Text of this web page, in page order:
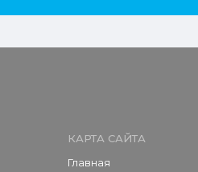
КАРТА САЙТА
Главная